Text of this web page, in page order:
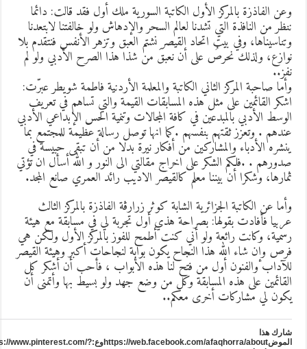
الفاذزة بالمركز الأول الكاتبة السورية ملك أول فقد قالت: دائما
من النافذة التي تشدنا لعالم السحر والإدهاش ولو خالفتنا لابتعدنا
وفي بيت اتحاد القيصر نشتم العبق وتزهر الأنفس فنتقدم بلا
ولذلك نحرصُ على أن نعبقَ من شذا هذا الصرح الأدبي ولو لم
صاحبة المركز الثاني الكاتبة والمعلمة الأردنية فاطمة شويطر عبرّت:
القائمين على مثل هذه المسابقات القيمة والتي تساهم في تعريف
الأدبي بالمبدعين في كافة المجالات وتنمية الحس الإبداعي الأدبي
. وتعزز ثقتهم بنفسهم .كما انها توصل رسالة عظيمة للمجتمع بما
الأدباء والمشاركين من أفكار نيرة بدلا من أن تبقى حبيسة في
. .فلكم الشكر على اخراج مقالتي الى النور و الله أسأل ان تؤتي
وشكرا أن بيننا معلم كالقيصر الاديب رائد العمري صانع المجد.
عن الكاتبة الجزائرية الشابة كوثر زرارڨة الفاذزة بالمركز الثالث
فأفادت بقولها: بصراحة هذي أول تجربة لي في مسابقة مع هيئة
وكانت رائعة ولو أني كنت أطمح للفوز بالمركز الأول ولكن هي
وإن شاء الله هذا النجاح يكون بوابة لنجاحات أكبر وهيئة القيصر
والفنون أول من فتح لنا هذه الأبواب ، فأحب أن أشكر كل
على هذه المسابقة وكل من وضع جهد ولو بسيط بها وأتمنى أن
لي مشاركات أخرى معكم..
هذا
الموضhttps://web.facebook.com/afaqhorra/aboutوع:https://www.pinterest.com/?